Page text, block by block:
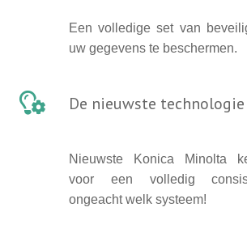
Een volledige set van
uw gegevens te beschermen.
De nieuwste technologie
Nieuwste Konica Minolta
voor een volledig
ongeacht welk systeem!